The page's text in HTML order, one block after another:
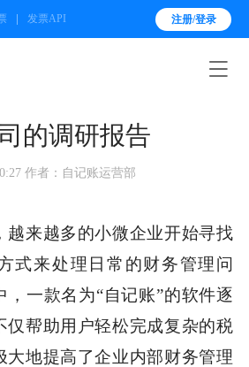
发票API 注册/登录

的调研报告
作者：自记账运营部
越来越多的小微企业开始寻找
式来处理日常的财务管理问
，一款名为“自记账”的软件逐
仅帮助用户轻松完成复杂的税
大地提高了企业内部财务管理